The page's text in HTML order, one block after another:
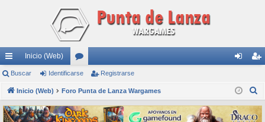
nl
ac
es
Inicio (Web)
or
os nti
fic
ist
ra
Buscar Identificarse Registrarse
Inicio (Web) Foro Punta de Lanza Wargames
s